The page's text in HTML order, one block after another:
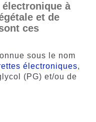
à
et de
ces
sous le nom
électroniques,
(PG) et/ou de